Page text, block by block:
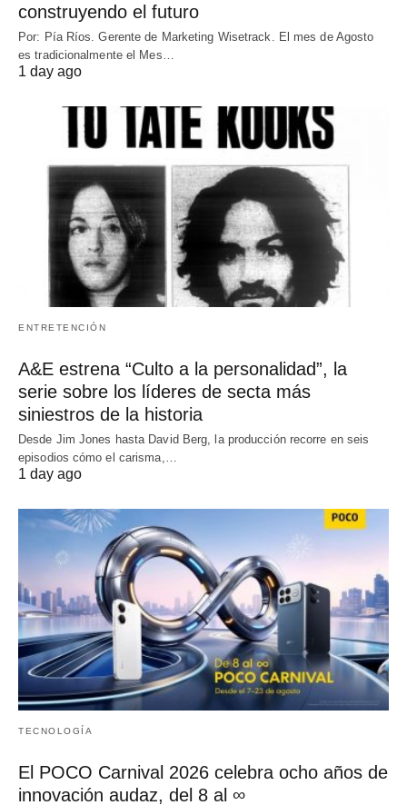
construyendo el futuro
Por: Pía Ríos. Gerente de Marketing Wisetrack. El mes de Agosto
es tradicionalmente el Mes…
1 day ago
ENTRETENCIÓN
A&E estrena “Culto a la personalidad”, la
serie sobre los líderes de secta más
siniestros de la historia
Desde Jim Jones hasta David Berg, la producción recorre en seis
episodios cómo el carisma,…
1 day ago
TECNOLOGÍA
El POCO Carnival 2026 celebra ocho años de
innovación audaz, del 8 al ∞